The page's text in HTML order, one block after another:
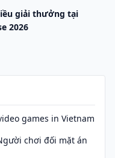
giải thưởng tại
2026
games in Vietnam
chơi đối mặt án